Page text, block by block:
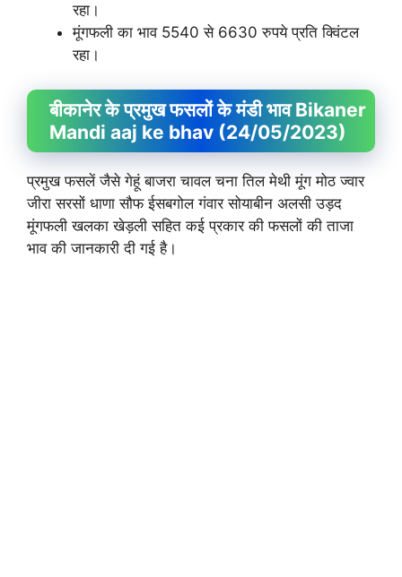
रहा।
मूंगफली का भाव 5540 से 6630 रुपये प्रति क्विंटल
रहा।
बीकानेर के प्रमुख फसलों के मंडी भाव Bikaner
Mandi aaj ke bhav (24/05/2023)
प्रमुख फसलें जैसे गेहूं बाजरा चावल चना तिल मेथी मूंग मोठ ज्वार
जीरा सरसों धाणा सौफ ईसबगोल गंवार सोयाबीन अलसी उड़द
मूंगफली खलका खेड़ली सहित कई प्रकार की फसलों की ताजा
भाव की जानकारी दी गई है।